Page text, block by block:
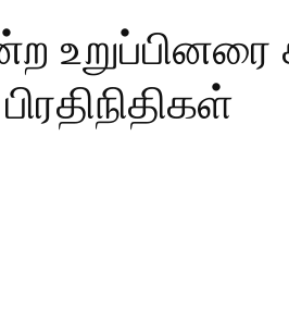
உறுப்பினரை